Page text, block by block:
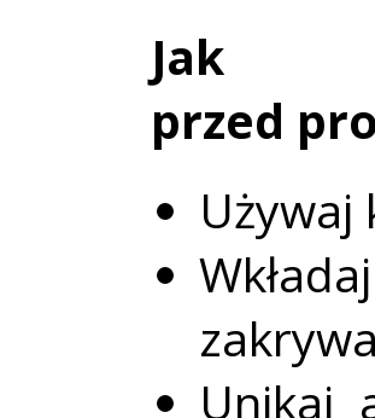
przed
Używaj
Unikaj